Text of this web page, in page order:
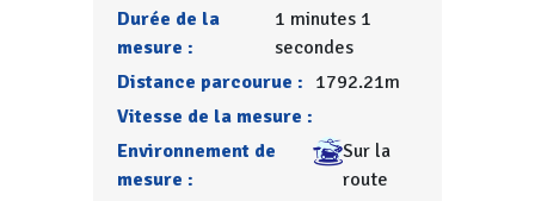
Durée de la
mesure :
1 minutes 1
secondes
Distance parcourue : 1792.21m
Vitesse de la mesure :
Environnement de
mesure :
Sur la
route